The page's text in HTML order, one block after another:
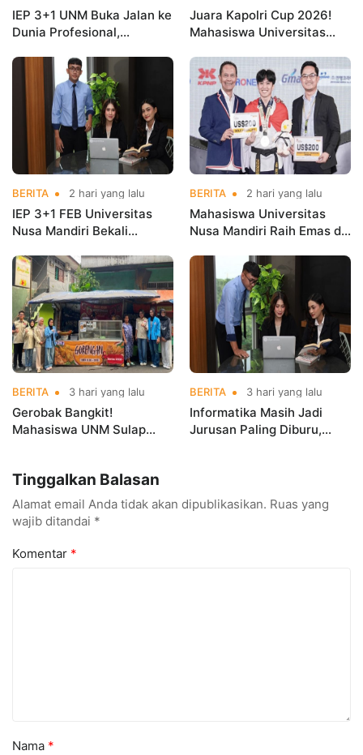
IEP 3+1 UNM Buka Jalan ke
Dunia Profesional,
Kementerian Koperasi
Juara Kapolri Cup 2026!
Mahasiswa Universitas
Nama Kampus di Kejurnas
Taekwondo
BERITA 2 hari yang lalu
IEP 3+1 FEB Universitas
Nusa Mandiri Bekali
Kerja Sebelum Lulus
BERITA 2 hari yang lalu
Mahasiswa Universitas
Nusa Mandiri Raih Emas di
Indonesia Open
Championships 2026
BERITA 3 hari yang lalu
Gerobak Bangkit!
Mahasiswa UNM Sulap
BERITA 3 hari yang lalu
Informatika Masih Jadi
Jurusan Paling Diburu,
Tinggalkan Balasan
Alamat email Anda tidak akan dipublikasikan. Ruas yang
wajib ditandai *
Komentar *
Nama *